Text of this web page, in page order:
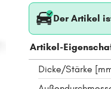
Der Artikel
Artikel-
Dicke/Stärke